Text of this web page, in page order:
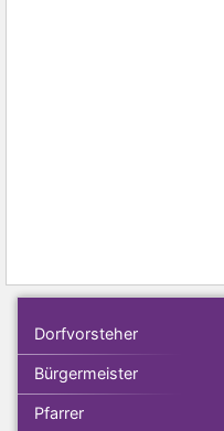
Dorfvorsteher
Bürgermeister
Pfarrer